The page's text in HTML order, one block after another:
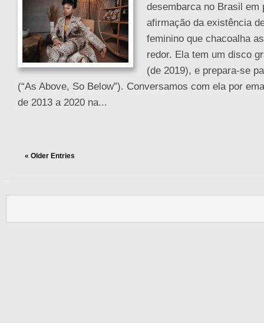
desembarca no Brasil em
afirmação da existência
feminino que chacoalha
redor. Ela tem um disco
(de 2019), e prepara-se
(“As Above, So Below”). Conversamos com ela por
de 2013 a 2020 na...
« Older Entries